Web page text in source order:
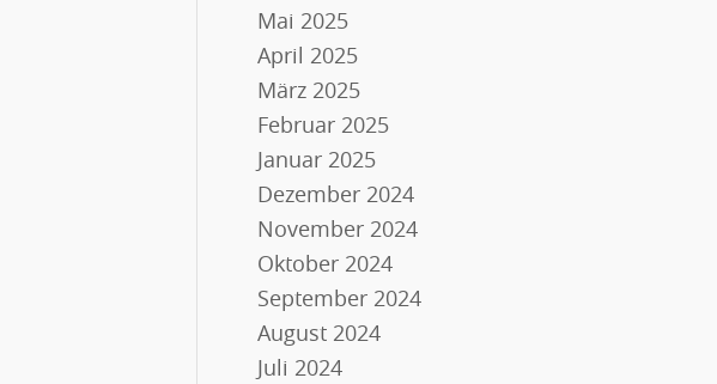
Mai 2025
April 2025
März 2025
Februar 2025
Januar 2025
Dezember 2024
November 2024
Oktober 2024
September 2024
August 2024
Juli 2024